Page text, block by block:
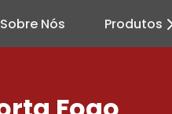
Sobre Nós Produtos